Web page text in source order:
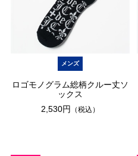
メンズ
ロゴモノグラム総柄クルー丈ソ
ックス
2,530円
（税込）